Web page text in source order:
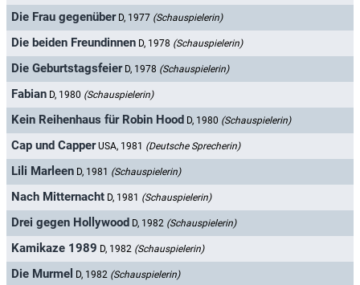
Die Frau gegenüber D, 1977 (Schauspielerin)
Die beiden Freundinnen D, 1978 (Schauspielerin)
Die Geburtstagsfeier D, 1978 (Schauspielerin)
Fabian D, 1980 (Schauspielerin)
Kein Reihenhaus für Robin Hood D, 1980 (Schauspielerin)
Cap und Capper USA, 1981 (Deutsche Sprecherin)
Lili Marleen D, 1981 (Schauspielerin)
Nach Mitternacht D, 1981 (Schauspielerin)
Drei gegen Hollywood D, 1982 (Schauspielerin)
Kamikaze 1989 D, 1982 (Schauspielerin)
Die Murmel D, 1982 (Schauspielerin)